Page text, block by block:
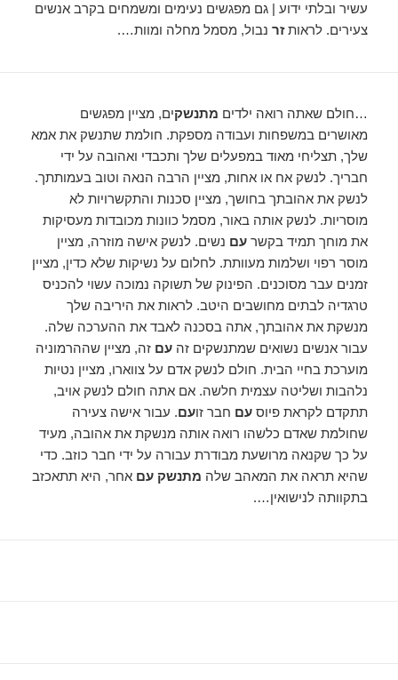
עשיר ובלתי ידוע | גם מפגשים נעימים ומשמחים בקרב אנשים
צעירים. לראותזר נבול, מסמל מחלה ומוות….
…חולם שאתה רואה ילדים מתנשקים, מציין מפגשים
מאושרים במשפחות ועבודה מספקת. חולמת שתנשק את אמא
שלך, תצליחי מאוד במפעלים שלך ותכבדי ואהובה על ידי
חבריך. לנשק אח או אחות, מציין הרבה הנאה וטוב בעמותתך.
לנשק את אהובתך בחושך, מציין סכנות והתקשרויות לא
מוסריות. לנשק אותה באור, מסמל כוונות מכובדות מעסיקות
את מוחך תמיד בקשרעם נשים. לנשק אישה מוזרה, מציין
מוסר רפוי ושלמות מעוותת. לחלום על נשיקות שלא כדין, מציין
זמנים עבר מסוכנים. הפינוק של תשוקה נמוכה עשוי להכניס
טרגדיה לבתים מחושבים היטב. לראות את היריבה שלך
מנשקת את אהובתך, אתה בסכנה לאבד את ההערכה שלה.
עבור אנשים נשואים שמתנשקים זהעם זה, מציין שההרמוניה
מוערכת בחיי הבית. חולם לנשק אדם על צווארו, מציין נטיות
נלהבות ושליטה עצמית חלשה. אם אתה חולם לנשק אויב,
תתקדם לקראת פיוסעם חבר זועם. עבור אישה צעירה
שחולמת שאדם כלשהו רואה אותה מנשקת את אהובה, מעיד
על כך שקנאה מרושעת מבודרת עבורה על ידי חבר כוזב. כדי
שהיא תראה את המאהב שלה מתנשק עם אחר, היא תתאכזב
בתקוותה לנישואין….